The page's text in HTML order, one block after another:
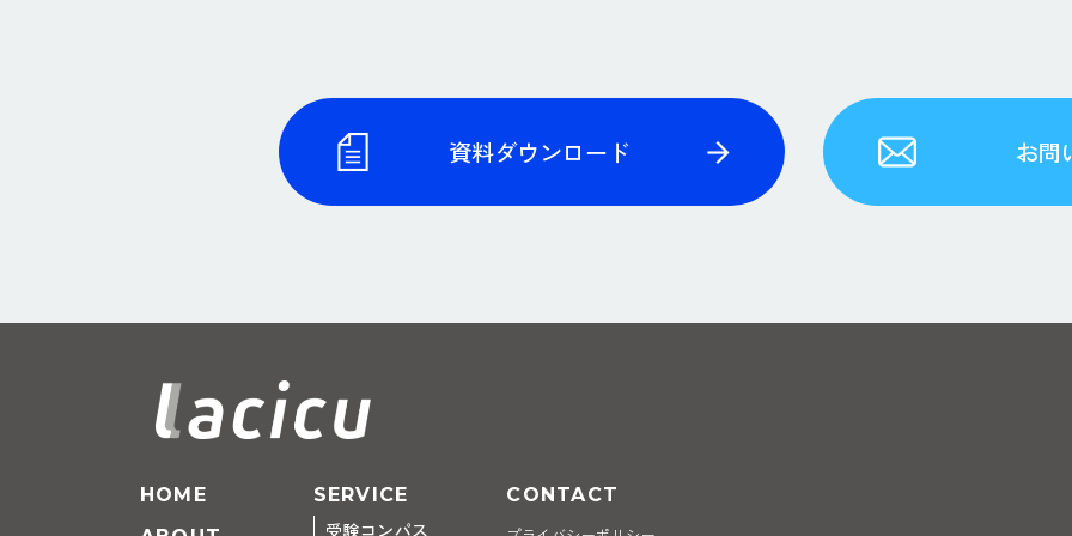
資料ダウンロード お問
HOME
SERVICE
受験コンパス
CONTACT